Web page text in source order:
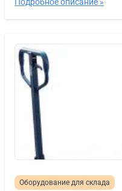
Оборудование для склада